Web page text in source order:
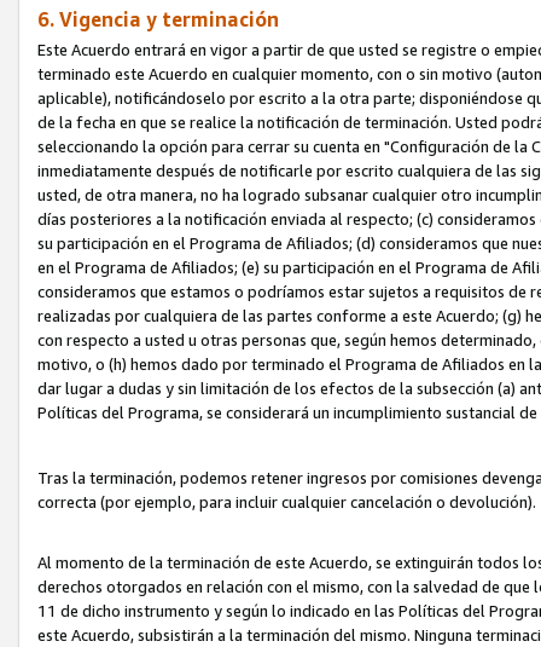
6. Vigencia y terminación
Este Acuerdo entrará en vigor a partir de que usted se registre o
terminado este Acuerdo en cualquier momento, con o sin motivo
aplicable), notificándoselo por escrito a la otra parte; disponiéndose
de la fecha en que se realice la notificación de terminación. Usted
seleccionando la opción para cerrar su cuenta en "Configuración de
inmediatamente después de notificarle por escrito cualquiera de las
usted, de otra manera, no ha logrado subsanar cualquier otro
días posteriores a la notificación enviada al respecto; (c)
su participación en el Programa de Afiliados; (d) consideramos que
en el Programa de Afiliados; (e) su participación en el Programa de
consideramos que estamos o podríamos estar sujetos a requisitos de
realizadas por cualquiera de las partes conforme a este Acuerdo; (g)
con respecto a usted u otras personas que, según hemos
motivo, o (h) hemos dado por terminado el Programa de Afiliados en
dar lugar a dudas y sin limitación de los efectos de la subsección (a)
Políticas del Programa, se considerará un incumplimiento sustancial
Tras la terminación, podemos retener ingresos por comisiones
correcta (por ejemplo, para incluir cualquier cancelación o devolución).
Al momento de la terminación de este Acuerdo, se extinguirán todos
derechos otorgados en relación con el mismo, con la salvedad de
11 de dicho instrumento y según lo indicado en las Políticas del
este Acuerdo, subsistirán a la terminación del mismo. Ninguna